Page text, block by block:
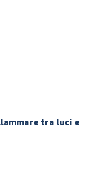
tra luci e